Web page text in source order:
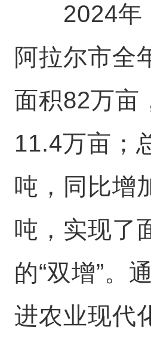
2024年
阿拉尔市全
面积82万亩
11.4万亩；
吨，同比增
吨，实现了
的“双增”。
进农业现代